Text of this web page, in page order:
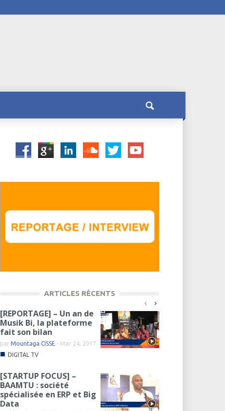
ARTICLES RÉCENTS
[REPORTAGE] – Un an de
Musik Bi, la plateforme
fait son bilan
parMountaga CISSE - Mar 24, 2017
■ DIGITAL TV
[STARTUP FOCUS] –
BAAMTU : société
spécialisée en ERP et Big
Data